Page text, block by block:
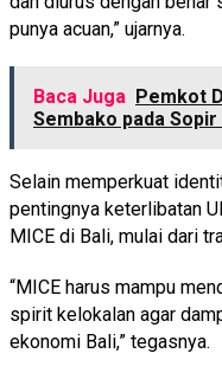
punya acuan,” ujarnya.
Baca Juga Pemkot
Sembako pada
Selain memperkuat
pentingnya keterlibatan
MICE di Bali, mulai dari
“MICE harus mampu
spirit kelokalan agar
ekonomi Bali,” tegasnya.